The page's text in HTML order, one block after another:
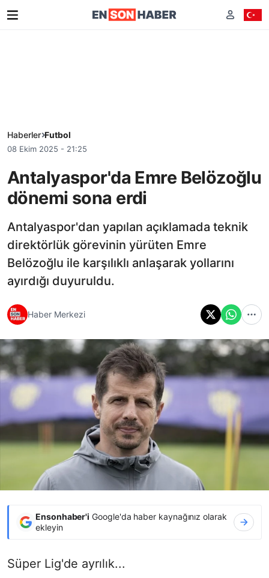
Haberler Futbol
08 Ekim 2025 - 21:25
Antalyaspor'da Emre Belözoğlu
dönemi sona erdi
Antalyaspor'dan yapılan açıklamada teknik
direktörlük görevinin yürüten Emre
Belözoğlu ile karşılıklı anlaşarak yollarını
ayırdığı duyuruldu.
Haber Merkezi
Ensonhaber'i Google'da haber kaynağınız olarak
ekleyin
Süper Lig'de ayrılık...